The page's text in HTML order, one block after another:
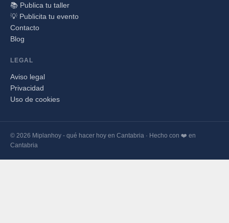
📚 Publica tu taller
💡 Publicita tu evento
Contacto
Blog
LEGAL
Aviso legal
Privacidad
Uso de cookies
© 2026 Miplanhoy - qué hacer hoy en Cantabria · Hecho con ❤️ en
Cantabria